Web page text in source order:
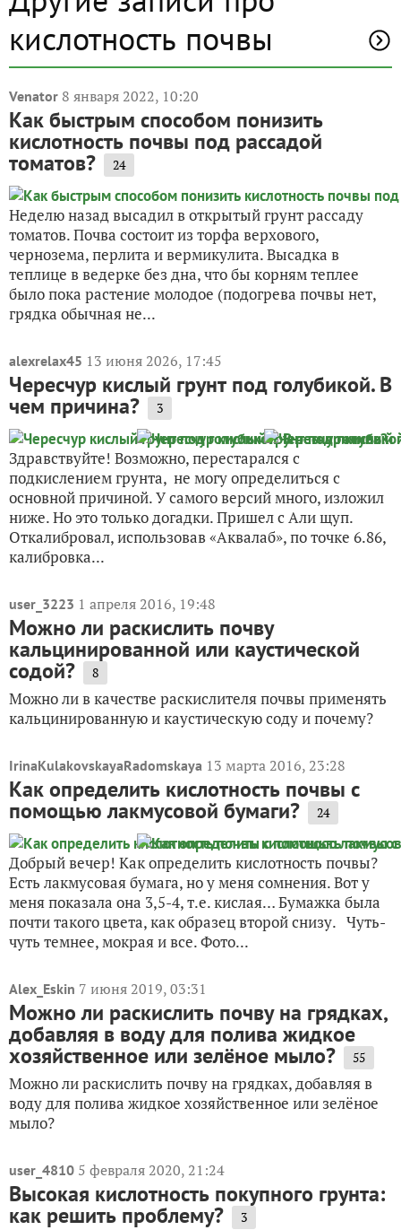
кислотность почвы
Venator 8 января 2022, 10:20
Как быстрым способом понизить
кислотность почвы под рассадой
томатов? 24
Неделю назад высадил в открытый грунт рассаду
томатов. Почва состоит из торфа верхового,
чернозема, перлита и вермикулита. Высадка в
теплице в ведерке без дна, что бы корням теплее
было пока растение молодое (подогрева почвы нет,
грядка обычная не...
alexrelax45 13 июня 2026, 17:45
Чересчур кислый грунт под голубикой. В
чем причина? 3
Здравствуйте! Возможно, перестарался с
подкислением грунта, не могу определиться с
основной причиной. У самого версий много, изложил
ниже. Но это только догадки. Пришел с Али щуп.
Откалибровал, использовав «Аквалаб», по точке 6.86,
калибровка...
user_3223 1 апреля 2016, 19:48
Можно ли раскислить почву
кальцинированной или каустической
содой? 8
Можно ли в качестве раскислителя почвы применять
кальцинированную и каустическую соду и почему?
IrinaKulakovskayaRadomskaya 13 марта 2016, 23:28
Как определить кислотность почвы с
помощью лакмусовой бумаги? 24
Добрый вечер! Как определить кислотность почвы?
Есть лакмусовая бумага, но у меня сомнения. Вот у
меня показала она 3,5-4, т.е. кислая… Бумажка была
почти такого цвета, как образец второй снизу. Чуть-
чуть темнее, мокрая и все. Фото...
Alex_Eskin 7 июня 2019, 03:31
Можно ли раскислить почву на грядках,
добавляя в воду для полива жидкое
хозяйственное или зелёное мыло? 55
Можно ли раскислить почву на грядках, добавляя в
воду для полива жидкое хозяйственное или зелёное
мыло?
user_4810 5 февраля 2020, 21:24
Высокая кислотность покупного грунта:
как решить проблему? 3